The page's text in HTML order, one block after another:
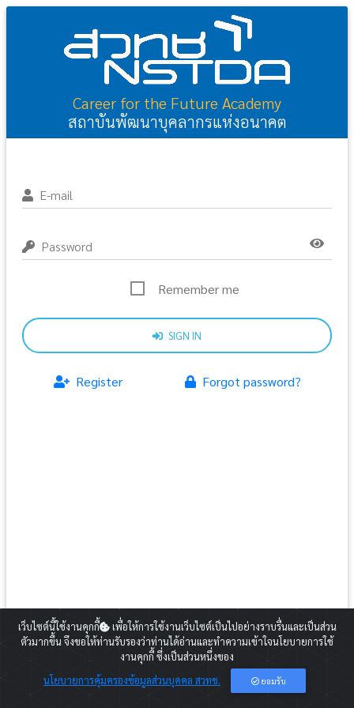
Career for the Future Academy
สถาบันพัฒนาบุคลากรแห่งอนาคต
E-mail
Password
Remember me
SIGN IN
Register Forgot password?
เว็บไซต์นี้ใช้งานคุกกี้
เพื่อให้การใช้งานเว็บไซต์เป็นไปอย่างราบรื่นและเป็นส่วน
ตัวมากขึ้น จึงขอให้ท่านรับรองว่าท่านได้อ่านและทำความเข้าใจนโยบายการใช้
งานคุกกี้ ซึ่งเป็นส่วนหนึ่งของ
นโยบายการคุ้มครองข้อมูลส่วนบุคคล สวทช.
ยอมรับ
สำหรับท่านที่ยังไม่ได้สมัครสมาชิกกรุณากดปุ่ม Register และดำเนินการตาม
ขั้นตอน
2020 Copyright:Career for the Future Academy
E-mail: